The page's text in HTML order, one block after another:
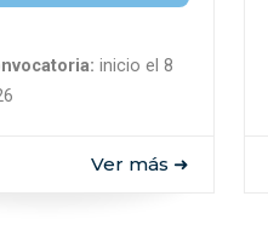
inicio el 8
Ver más ➜